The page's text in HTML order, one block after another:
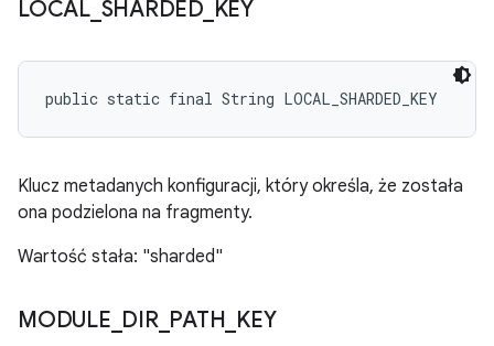
LOCAL_ SHARDED_ KEY
public static final String LOCAL_SHARDED_KEY
Klucz metadanych konfiguracji, który określa, że została
ona podzielona na fragmenty.
Wartość stała: "sharded"
MODULE DIR_ PATH KEY